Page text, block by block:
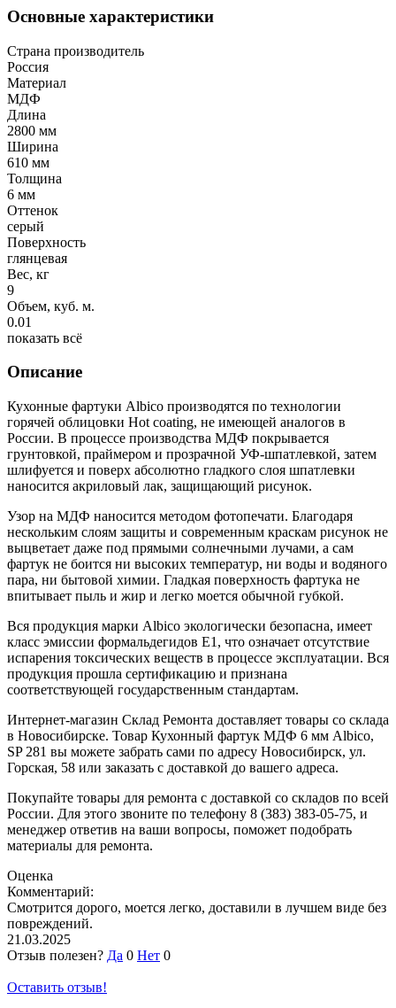
Основные характеристики
Страна производитель
Россия
Материал
МДФ
Длина
2800 мм
Ширина
610 мм
Толщина
6 мм
Оттенок
серый
Поверхность
глянцевая
Вес, кг
9
Объем, куб. м.
0.01
показать всё
Описание
Кухонные фартуки Albico производятся по технологии
горячей облицовки Hot coating, не имеющей аналогов в
России. В процессе производства МДФ покрывается
грунтовкой, праймером и прозрачной УФ-шпатлевкой, затем
шлифуется и поверх абсолютно гладкого слоя шпатлевки
наносится акриловый лак, защищающий рисунок.
Узор на МДФ наносится методом фотопечати. Благодаря
нескольким слоям защиты и современным краскам рисунок не
выцветает даже под прямыми солнечными лучами, а сам
фартук не боится ни высоких температур, ни воды и водяного
пара, ни бытовой химии. Гладкая поверхность фартука не
впитывает пыль и жир и легко моется обычной губкой.
Вся продукция марки Albico экологически безопасна, имеет
класс эмиссии формальдегидов Е1, что означает отсутствие
испарения токсических веществ в процессе эксплуатации. Вся
продукция прошла сертификацию и признана
соответствующей государственным стандартам.
Интернет-магазин Склад Ремонта доставляет товары со склада
в Новосибирске. Товар Кухонный фартук МДФ 6 мм Albico,
SP 281 вы можете забрать сами по адресу Новосибирск, ул.
Горская, 58 или заказать с доставкой до вашего адреса.
Покупайте товары для ремонта с доставкой со складов по всей
России. Для этого звоните по телефону 8 (383) 383-05-75, и
менеджер ответив на ваши вопросы, поможет подобрать
материалы для ремонта.
Оценка
Комментарий:
Смотрится дорого, моется легко, доставили в лучшем виде без
повреждений.
21.03.2025
Отзыв полезен? Да 0 Нет 0
Оставить отзыв!